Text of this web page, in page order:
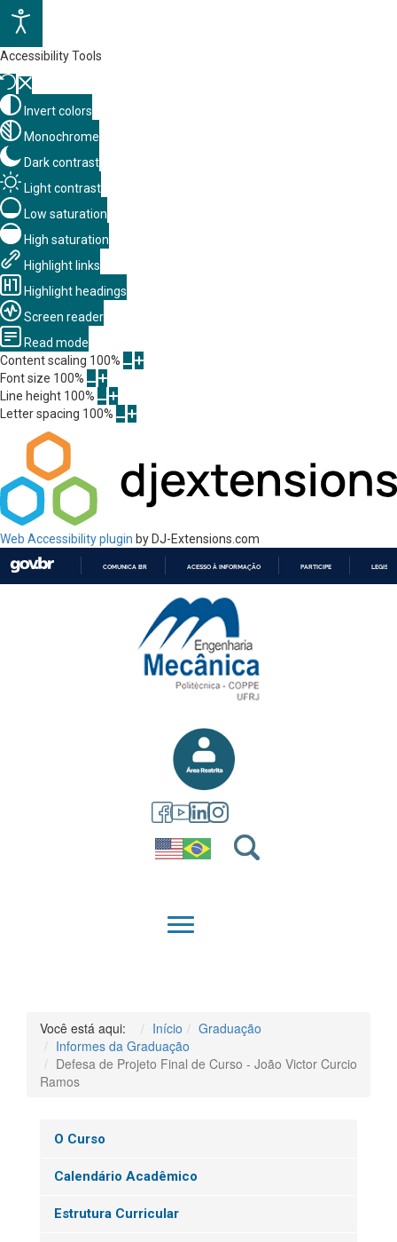
Accessibility Tools
Invert colors
Monochrome
Dark contrast
Light contrast
Low saturation
High saturation
Highlight links
Highlight headings
Screen reader
Read mode
Content scaling 100%
Font size 100%
Line height 100%
Letter spacing 100%
Web Accessibility plugin by DJ-Extensions.com
PARA
CONTEÚDO
COMUNICA BR ACESSO À INFORMAÇÃO PARTICIPE
QUEM SOMOS
Você está aqui: Início
Graduação
Informes da Graduação
Defesa de Projeto Final de Curso - João Victor Curcio
Ramos
O Curso
Calendário Acadêmico
Estrutura Curricular